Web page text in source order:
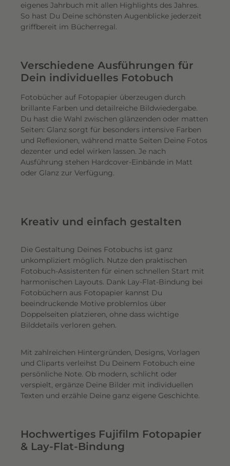
eigenes Jahrbuch mit allen Highlights des Jahres.
So hast Du Deine schönsten Augenblicke jederzeit
griffbereit im Bücherregal.
Verschiedene Ausführungen für
Dein individuelles Fotobuch
Fotobücher auf Fotopapier überzeugen durch
brillante Farben und detailreiche Bildwiedergabe.
Du hast die Wahl zwischen glänzenden oder matten
Seiten: Glanz sorgt für besonders intensive Farben
und Reflexionen, während matte Seiten Deine Fotos
dezenter und edel wirken lassen. Je nach
Ausführung stehen Hardcover-Einbände in Matt
oder Glanz zur Verfügung.
Kreativ und einfach gestalten
Die Gestaltung Deines Fotobuchs ist ganz
unkompliziert möglich. Nutze den praktischen
Fotobuch-Assistenten für einen schnellen Start mit
harmonischen Layouts. Dank Lay-Flat-Bindung bei
Fotobüchern aus Fotopapier kannst Du
beeindruckende Motive problemlos über
Doppelseiten platzieren, ohne dass wichtige
Bilddetails verloren gehen.
Mit zahlreichen Hintergründen, Designs, Vorlagen
und Cliparts verleihst Du Deinem Fotobuch eine
persönliche Note. Ob modern, schlicht oder
verspielt, ergänze Deine Bilder mit individuellen
Texten und erzähle Deine ganz eigene Geschichte.
Hochwertiges Fujifilm Fotopapier
& Lay-Flat-Bindung